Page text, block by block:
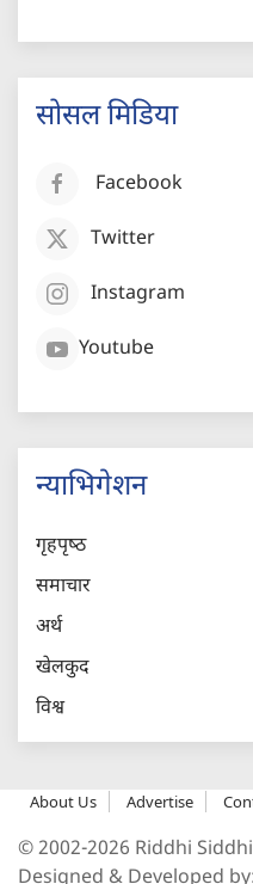
सोसल मिडिया
Facebook
Twitter
Instagram
Youtube
न्याभिगेशन
गृहपृष्‍ठ
समाचार
अर्थ
खेलकुद
विश्व
About Us Advertise
© 2002-2026 Riddhi
Designed & Developed